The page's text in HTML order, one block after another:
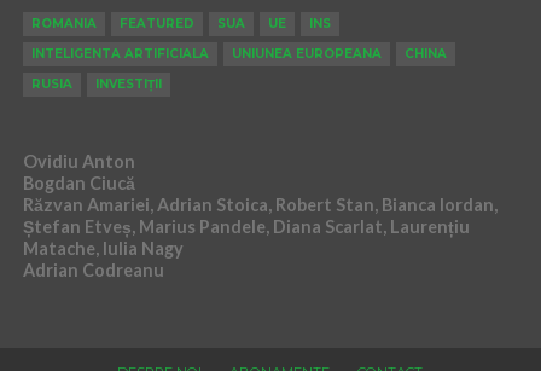
ROMANIA FEATURED SUA UE
INS
INTELIGENTA ARTIFICIALA
UNIUNEA EUROPEANA
CHINA
RUSIA
INVESTIȚII
Ovidiu Anton
Bogdan Ciucă
Răzvan Amariei, Adrian Stoica, Robert Stan, Bianca Iordan,
Ștefan Etveș, Marius Pandele, Diana Scarlat, Laurențiu
Matache, Iulia Nagy
Adrian Codreanu